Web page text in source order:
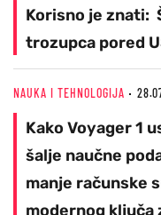
Korisno je znati:
trozupca pored
NAUKA I TEHNOLOGIJA
Kako Voyager 1
šalje naučne
manje računske
modernog ključa